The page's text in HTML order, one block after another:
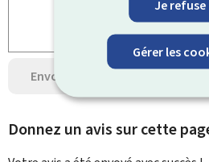
Je refuse
Gérer les
Envoyer votre avis
Donnez un avis sur cette